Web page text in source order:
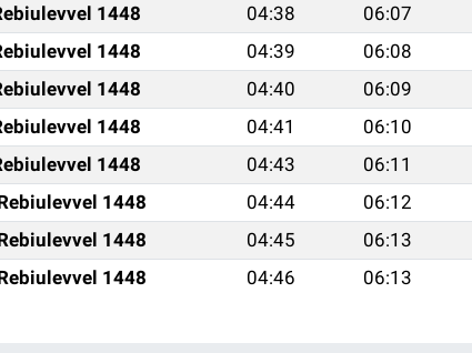
1448 04:38 06:07
1448 04:39 06:08
1448 04:40 06:09
1448 04:41 06:10
1448 04:43 06:11
1448 04:44 06:12
1448 04:45 06:13
1448 04:46 06:13